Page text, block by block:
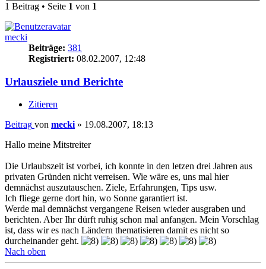
1 Beitrag • Seite 1 von 1
mecki
Beiträge: 381
Registriert: 08.02.2007, 12:48
Urlausziele und Berichte
Zitieren
Beitrag von mecki » 19.08.2007, 18:13
Hallo meine Mitstreiter
Die Urlaubszeit ist vorbei, ich konnte in den letzen drei Jahren aus
privaten Gründen nicht verreisen. Wie wäre es, uns mal hier
demnächst auszutauschen. Ziele, Erfahrungen, Tips usw.
Ich fliege gerne dort hin, wo Sonne garantiert ist.
Werde mal demnächst vergangene Reisen wieder ausgraben und
berichten. Aber Ihr dürft ruhig schon mal anfangen. Mein Vorschlag
ist, dass wir es nach Ländern thematisieren damit es nicht so
durcheinander geht.
Nach oben